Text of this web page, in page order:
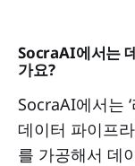
SocraAI에서는
가요?
SocraAI에서는
데이터 파이프
를 가공해서 데